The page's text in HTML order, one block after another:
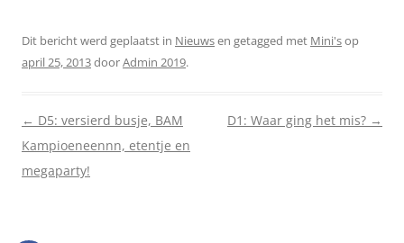
Dit bericht werd geplaatst in Nieuwsen getagged met Mini'sop
april 25, 2013doorAdmin 2019.
Berichtnavigatie
← D5: versierd busje, BAM
Kampioeneennn, etentje en
megaparty!
D1: Waar ging het mis? →